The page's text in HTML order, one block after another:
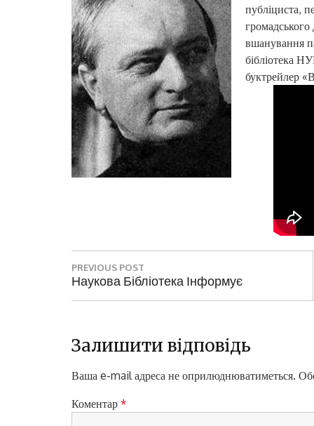
публіциста,
вшанування
бібліотека
буктрейлер
Н
а
в
г
а
ц
PREVIOUS POST
P
I
U
P
Наукова Бібліотека Інформує
Залишити відповідь
Ваша e-mail адреса не оприлюднюватиметься.
Коментар *